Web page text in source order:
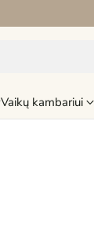
Vaikų kambariui